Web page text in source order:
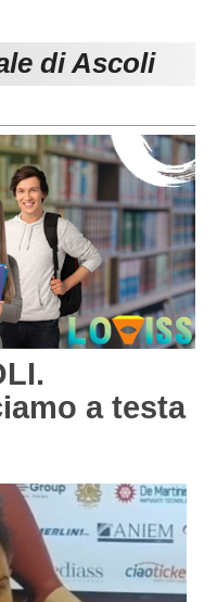
Carica la tua Rosa
di Ascoli
a testa